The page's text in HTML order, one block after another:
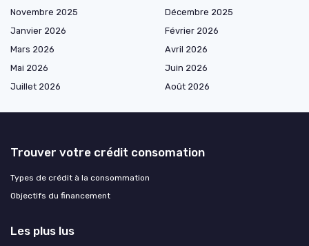
Novembre 2025
Décembre 2025
Janvier 2026
Février 2026
Mars 2026
Avril 2026
Mai 2026
Juin 2026
Juillet 2026
Août 2026
Trouver votre crédit consomation
Types de crédit à la consommation
Objectifs du financement
Les plus lus